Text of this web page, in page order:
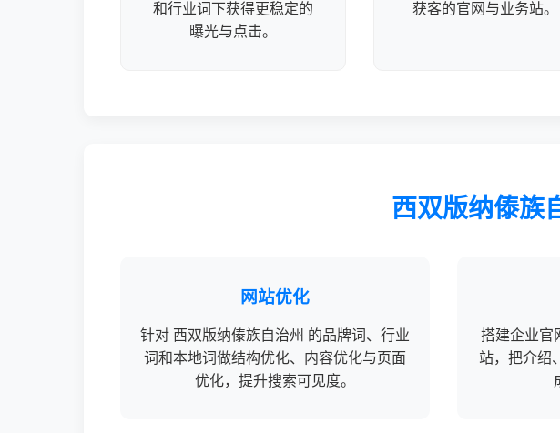
和行业词下获得更稳定的
曝光与点击。
获客的官网与业务站。
西双版纳傣族
网站优化
针对 西双版纳傣族自治州 的品牌词、行业
词和本地词做结构优化、内容优化与页面
优化，提升搜索可见度。
搭建企业官
站，把介绍